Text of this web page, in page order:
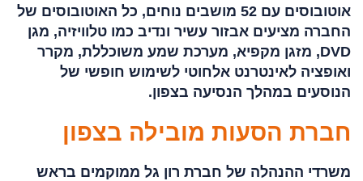
אוטובוסים עם 52 מושבים נוחים, כל האוטובוסים של
החברה מציעים אבזור עשיר ונדיב כמו טלוויזיה, מגן
DVD, מזגן מקפיא, מערכת שמע משוכללת, מקרר
ואופציה לאינטרנט אלחוטי לשימוש חופשי של
הנוסעים במהלך הנסיעה בצפון.
חברת הסעות מובילה בצפון
משרדי ההנהלה של חברת רון גל ממוקמים בראש